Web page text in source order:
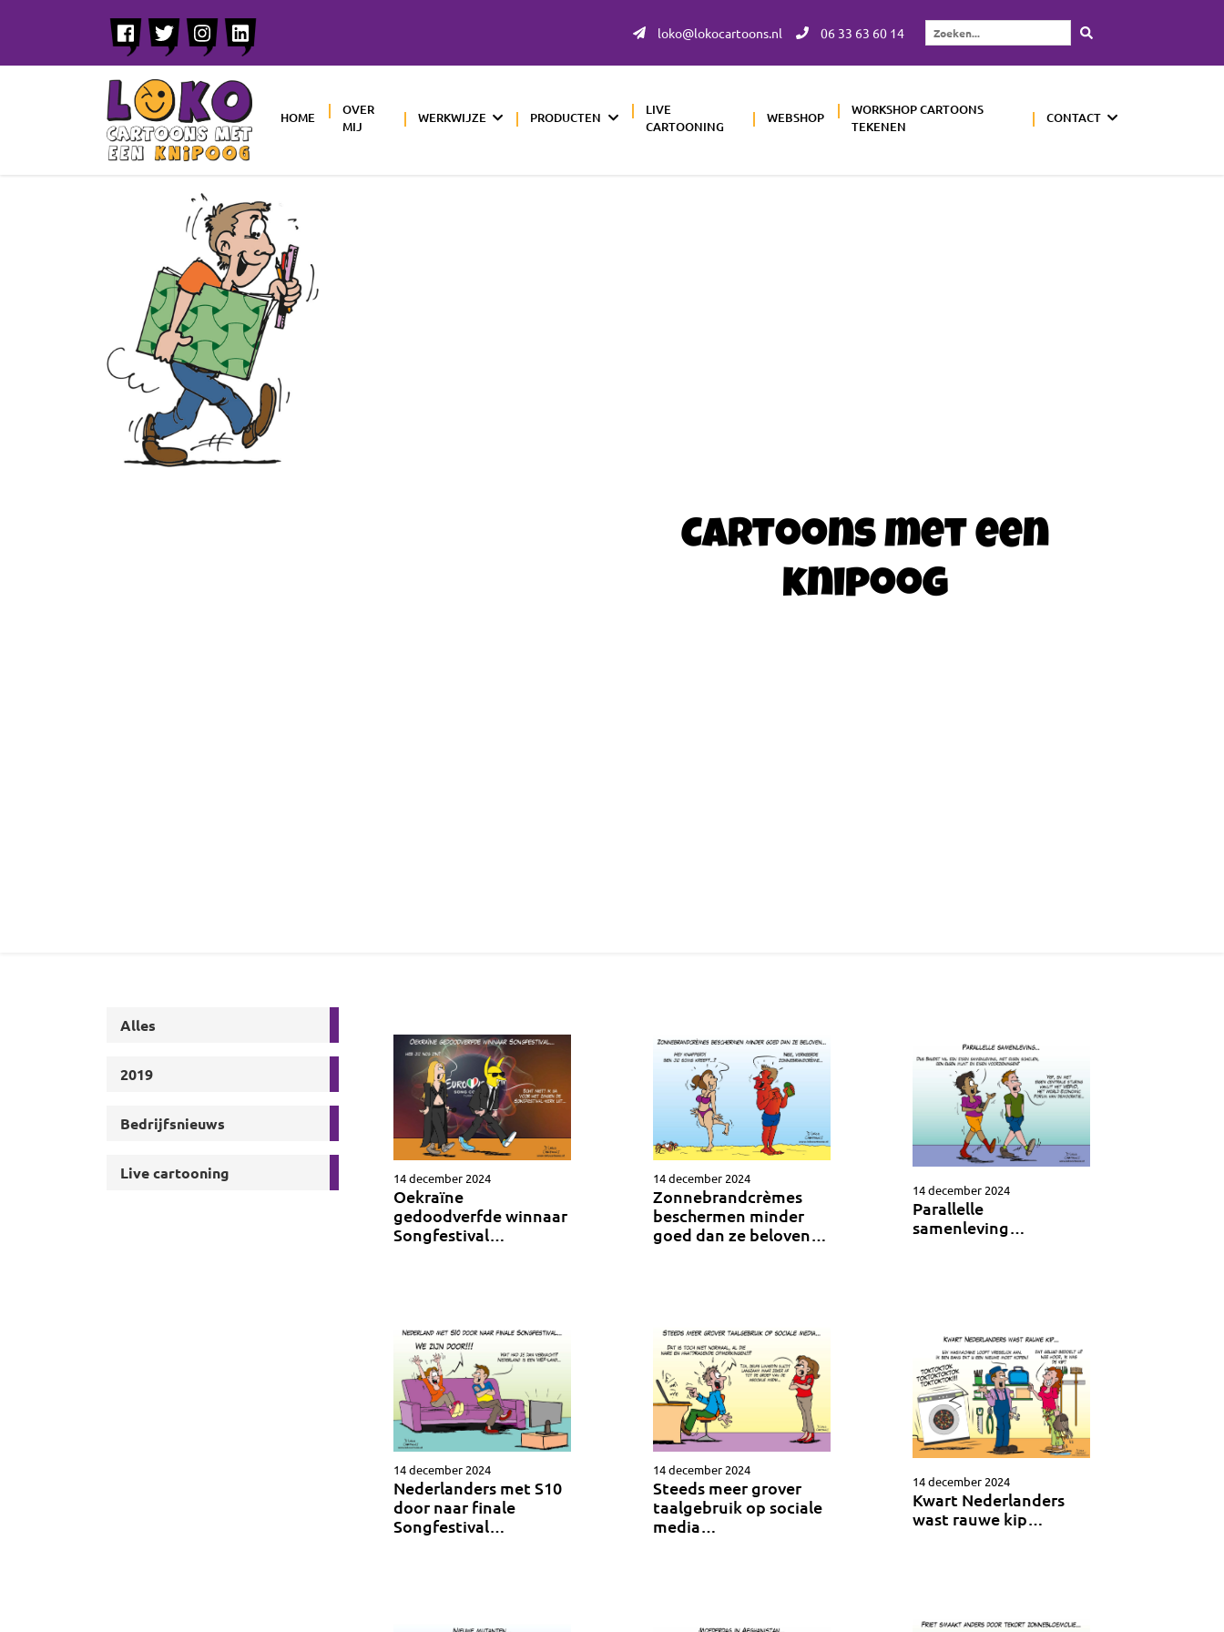
loko@lokocartoons.nl 06 33 63 60 14
Zoeken...
HOME
OVER
MIJ
WERKWIJZE PRODUCTEN
LIVE
CARTOONING
WEBSHOP
WORKSHOP CARTOONS
TEKENEN
CONTACT
Cartoons met een
knipoog
Alles
2019
Bedrijfsnieuws
Live cartooning 14 december 2024
Oekraïne
gedoodverfde winnaar
Songfestival…
14 december 2024
Zonnebrandcrèmes
beschermen minder
goed dan ze beloven…
14 december 2024
Parallelle
samenleving…
14 december 2024
Nederlanders met S10
door naar finale
Songfestival…
14 december 2024
Steeds meer grover
taalgebruik op sociale
media…
14 december 2024
Kwart Nederlanders
wast rauwe kip…